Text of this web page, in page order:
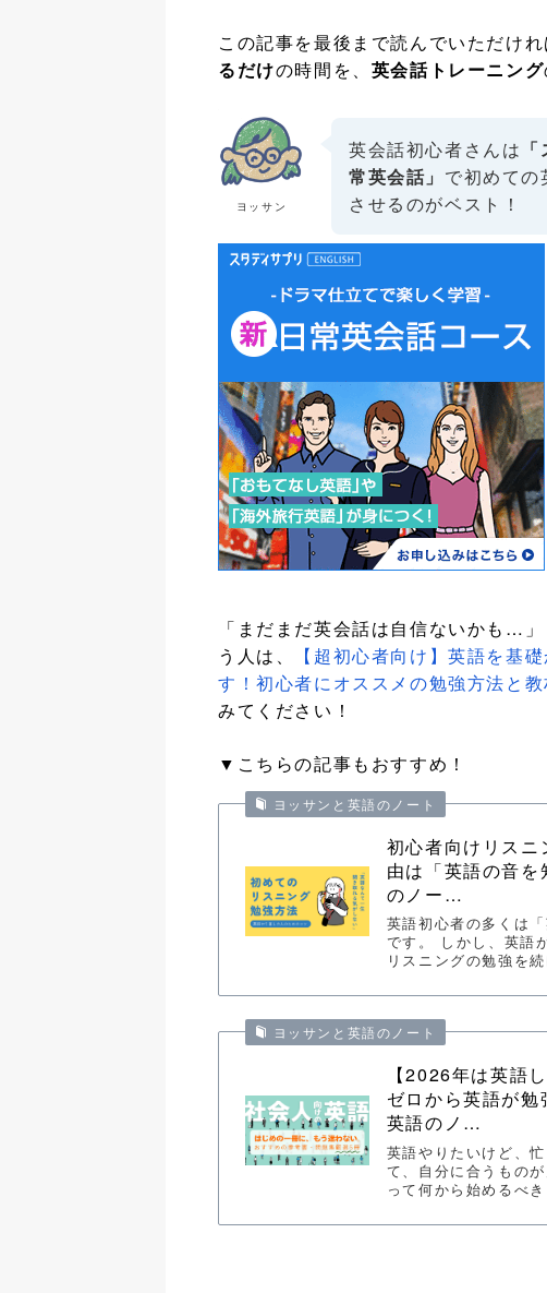
この記事を最後まで読んでいただけ
るだけの時間を、 英会話トレーニング
ヨッサン
英会話初心者さんは
常英会話」 で初めての
させるのがベスト！
「まだまだ英会話は自信ないかも…
う人は、
【超初心者向け】英語を基
す！初心者にオススメの勉強方法と教
みてください！
▼こちらの記事もおすすめ！
ヨッサンと英語のノート
初心者向けリスニ
由は「英語の音
のノー…
英語初心者の多くは
です。 しかし、英語
リスニングの勉強を
ヨッサンと英語のノート
【2026年は英語
ゼロから英語が
英語のノ…
英語やりたいけど、
て、自分に合うもの
って何から始めるべ